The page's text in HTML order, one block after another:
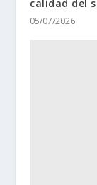
calidad del
05/07/2026